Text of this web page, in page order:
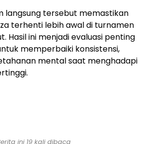
langsung tersebut memastikan
terhenti lebih awal di turnamen
Hasil ini menjadi evaluasi penting
memperbaiki konsistensi,
mental saat menghadapi
ini 19 kali dibaca